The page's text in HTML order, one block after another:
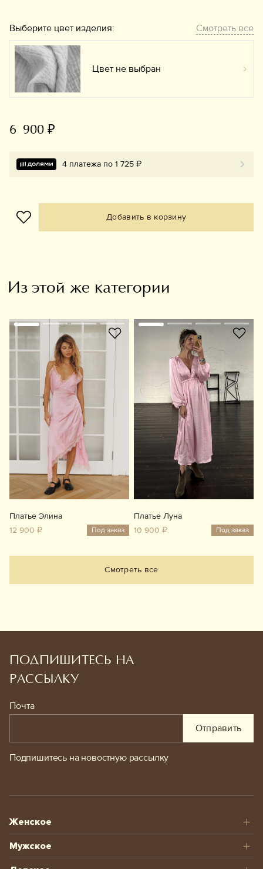
Выберите цвет изделия: Смотреть все
Цвет не выбран
6 900 ₽
4 платежа по 1 725 ₽
Добавить в корзину
Из этой же категории
Платье Элина
12 900 ₽
Под заказ
Платье Луна
10 900 ₽
Под заказ
Смотреть все
ПОДПИШИТЕСЬ НА
РАССЫЛКУ
Почта
Отправить
Подпишитесь на новостную рассылку
Женское
Мужское